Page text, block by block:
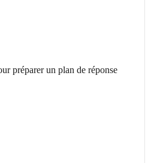
préparer un plan de réponse